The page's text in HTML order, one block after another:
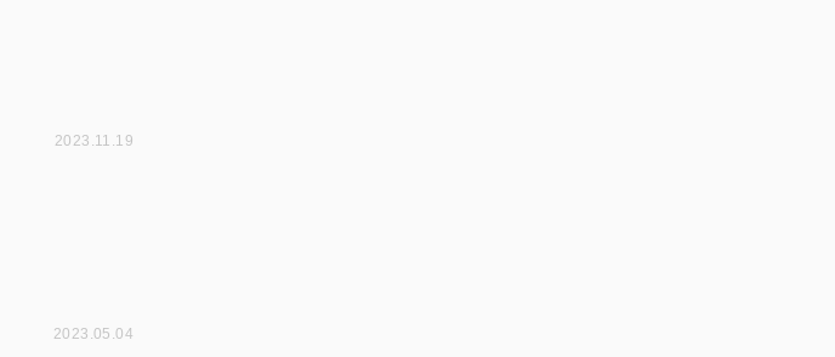
2023.11.19
2023.05.04